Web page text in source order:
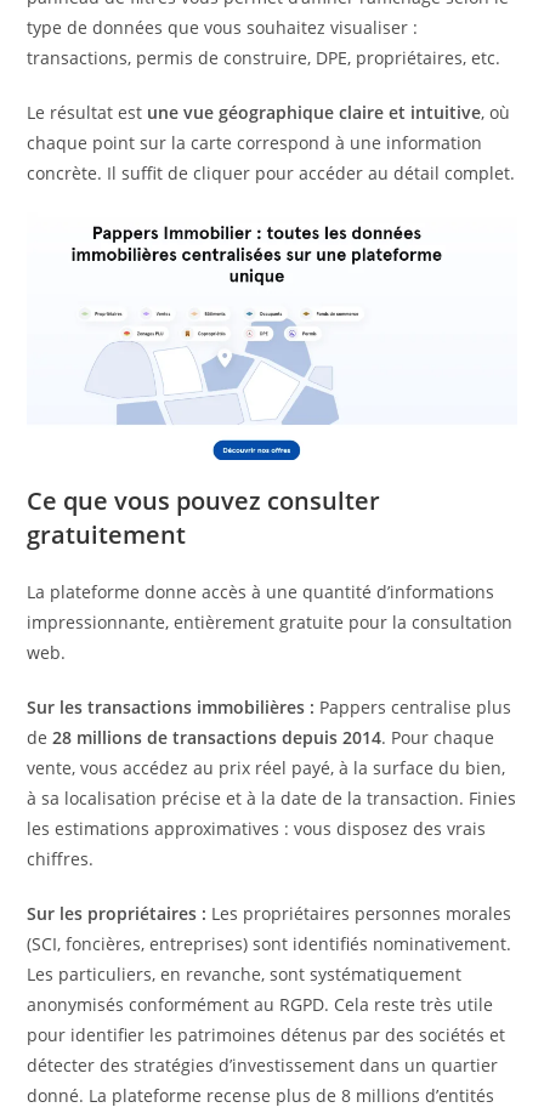
type de données que vous souhaitez visualiser :
transactions, permis de construire, DPE, propriétaires, etc.
Le résultat est une vue géographique claire et intuitive, où
chaque point sur la carte correspond à une information
concrète. Il suffit de cliquer pour accéder au détail complet.
Ce que vous pouvez consulter
gratuitement
La plateforme donne accès à une quantité d’informations
impressionnante, entièrement gratuite pour la consultation
web.
Sur les transactions immobilières : Pappers centralise plus
de28 millions de transactions depuis 2014. Pour chaque
vente, vous accédez au prix réel payé, à la surface du bien,
à sa localisation précise et à la date de la transaction. Finies
les estimations approximatives : vous disposez des vrais
chiffres.
Sur les propriétaires : Les propriétaires personnes morales
(SCI, foncières, entreprises) sont identifiés nominativement.
Les particuliers, en revanche, sont systématiquement
anonymisés conformément au RGPD. Cela reste très utile
pour identifier les patrimoines détenus par des sociétés et
détecter des stratégies d’investissement dans un quartier
donné. La plateforme recense plus de 8 millions d’entités